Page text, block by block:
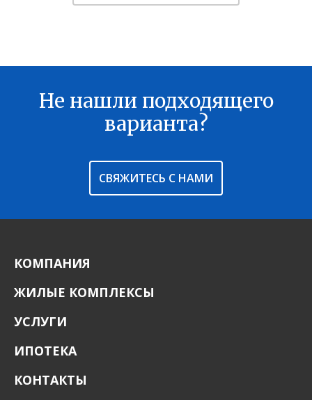
В ИЗБРАННОЕ
Не нашли подходящего
варианта?
СВЯЖИТЕСЬ С НАМИ
КОМПАНИЯ
ЖИЛЫЕ КОМПЛЕКСЫ
УСЛУГИ
ИПОТЕКА
КОНТАКТЫ